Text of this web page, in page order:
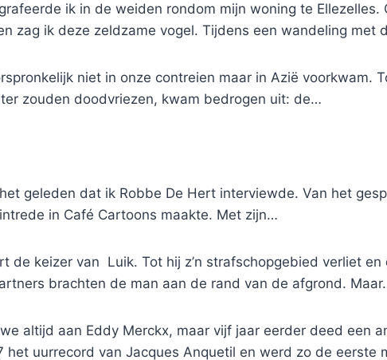
ik in de weiden rondom mijn woning te
zag ik deze zeldzame vogel. Tijdens een wandeling met
niet in onze contreien maar in Azië voorkwam.
zouden doodvriezen, kwam bedrogen uit: de…
geleden dat ik Robbe De Hert interviewde. Van het
in Café Cartoons maakte. Met zijn…
de keizer van Luik. Tot hij z’n strafschopgebied verliet
brachten de man aan de rand van de afgrond.
altijd aan Eddy Merckx, maar vijf jaar eerder deed een
het uurrecord van Jacques Anquetil en werd zo de eerste